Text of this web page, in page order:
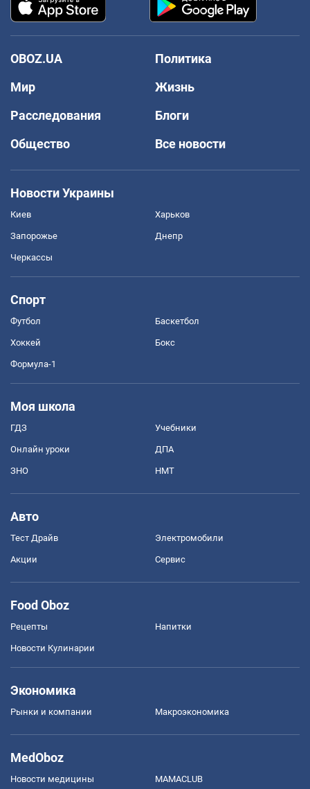
OBOZ.UA
Политика
Мир
Жизнь
Расследования
Блоги
Общество
Все новости
Новости Украины
Киев Харьков
Запорожье Днепр
Черкассы
Спорт
Футбол Баскетбол
Хоккей Бокс
Формула-1
Моя школа
ГДЗ Учебники
Онлайн уроки ДПА
ЗНО НМТ
Авто
Тест Драйв Электромобили
Акции Сервис
Food Oboz
Рецепты Напитки
Новости Кулинарии
Экономика
Рынки и компании Mакроэкономика
MedOboz
Новости медицины MAMACLUB